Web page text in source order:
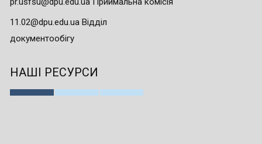
11.02@dpu.edu.ua Відділ
документообігу
НАШІ РЕСУРСИ